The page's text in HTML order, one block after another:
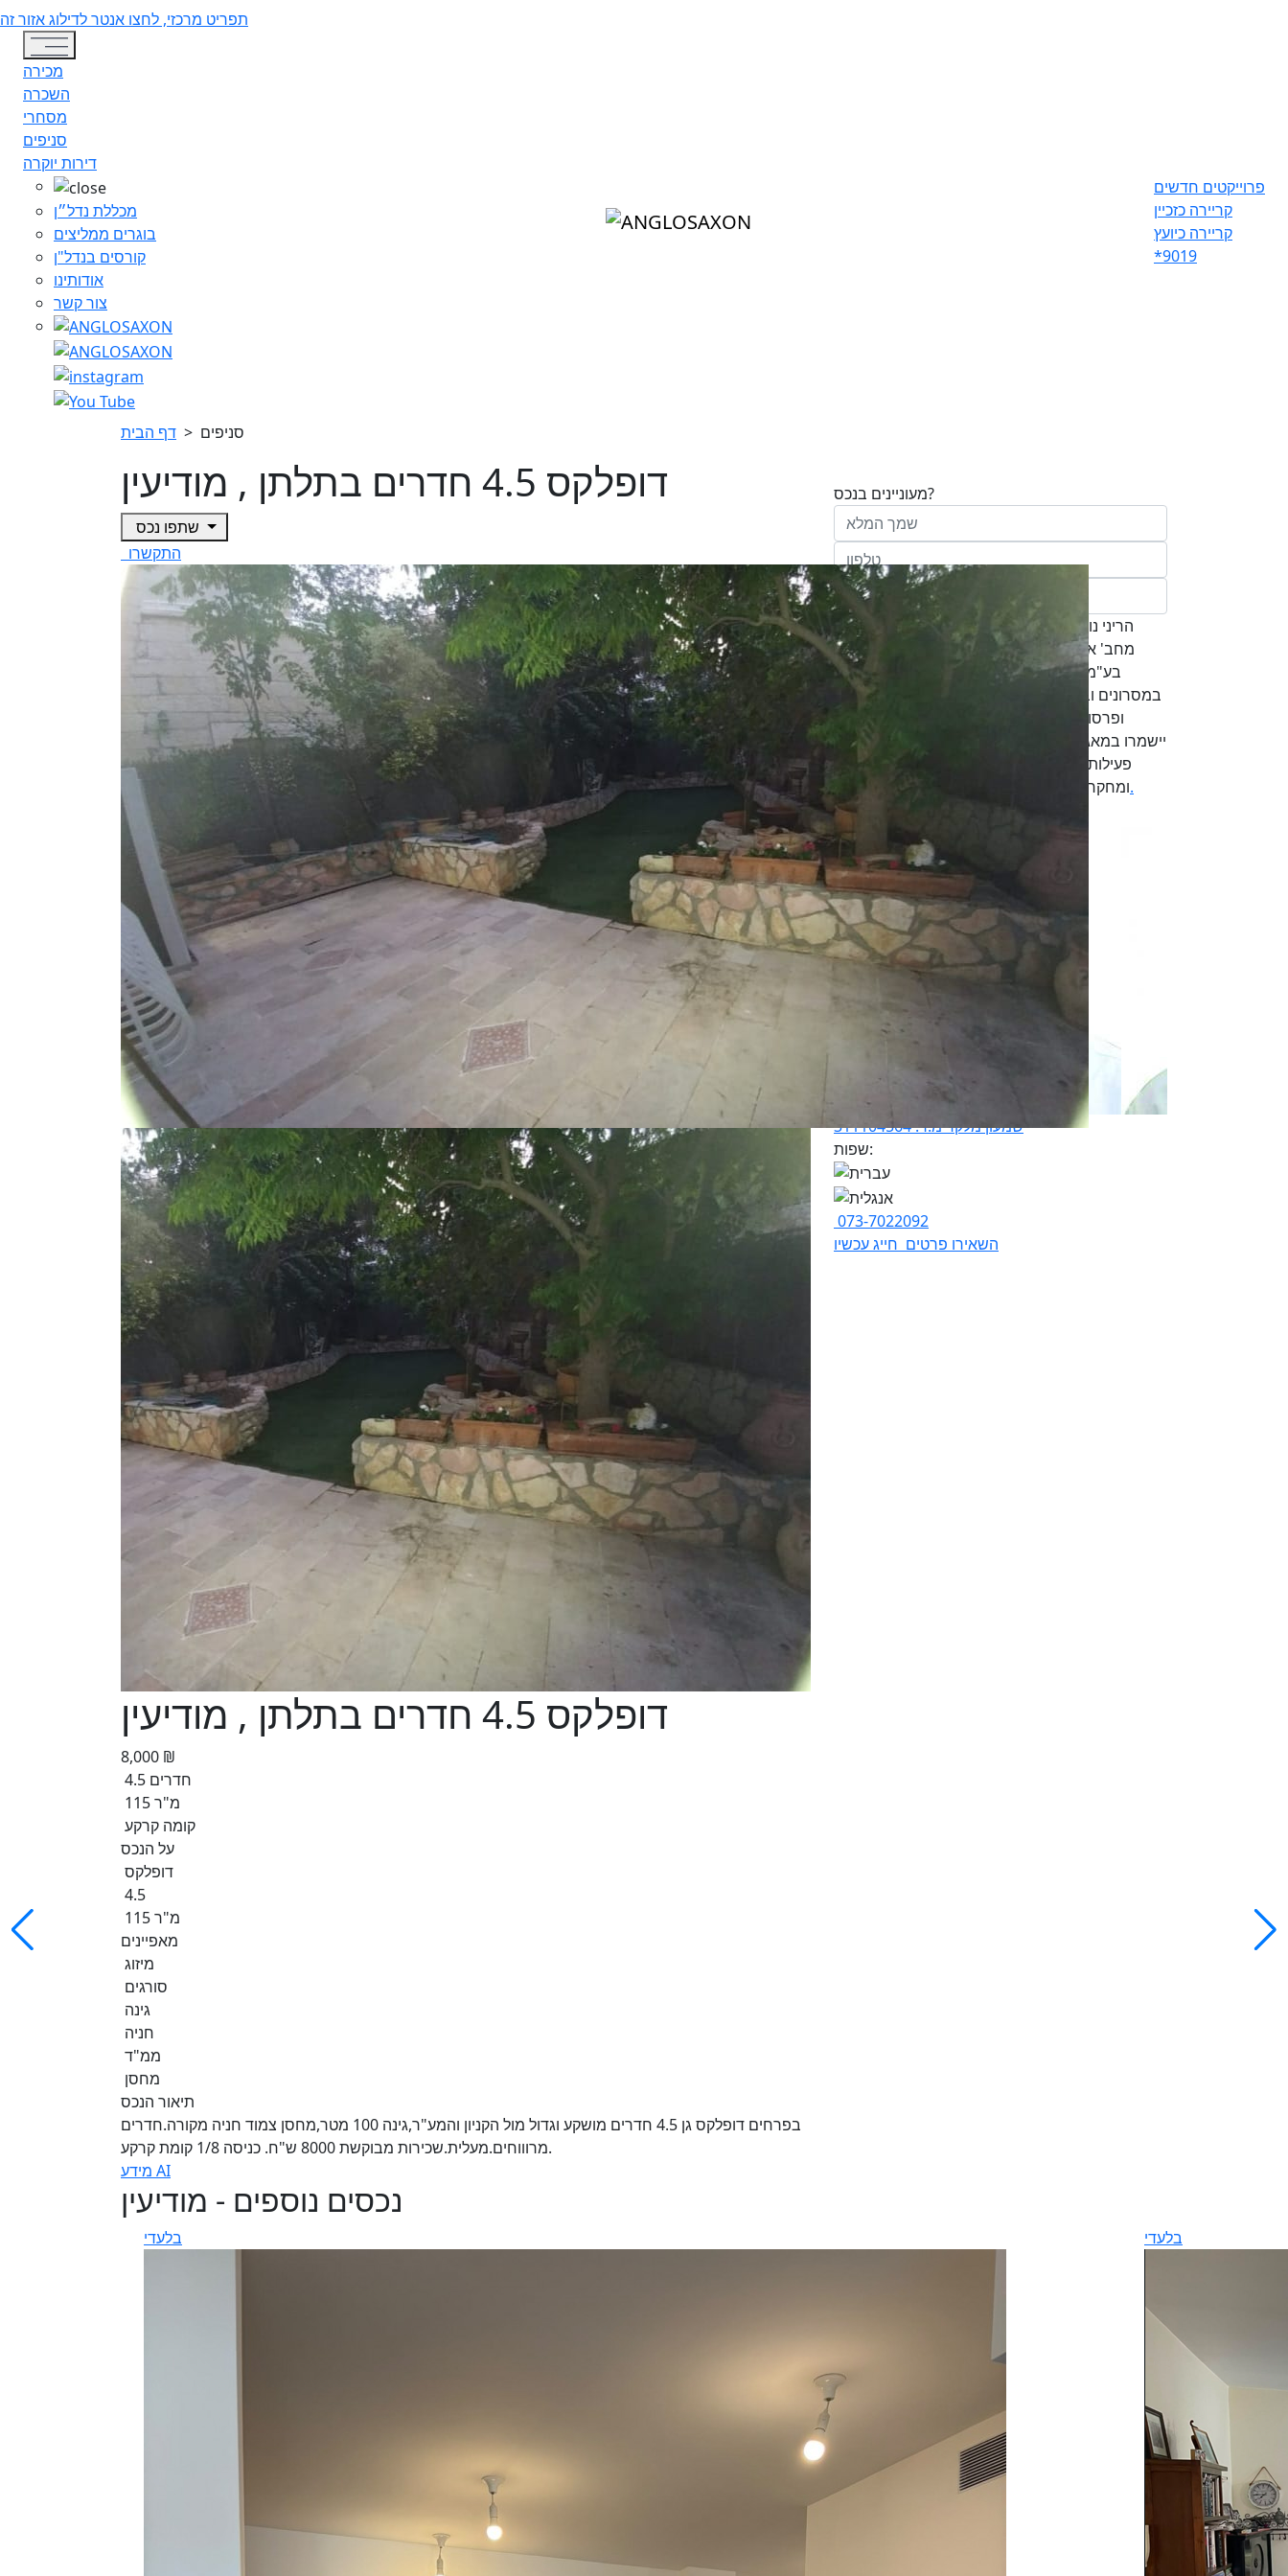
תפריט מרכזי, לחצו אנטר לדילוג אזור זה
Toggle navigation
מכירה
השכרה
מסחרי
סניפים
דירות יוקרה
מכללת נדל״ן
בוגרים ממליצים
קורסים בנדל"ן
אודותינו
צור קשר
פרוייקטים חדשים
קריירה כזכיין
קריירה כיועץ
*9019
דף הבית > סניפים
דופלקס 4.5 חדרים בתלתן , מודיעין
התקשרו
דופלקס 4.5 חדרים בתלתן , מודיעין
8,000 ₪
4.5 חדרים
115 מ"ר
קומה קרקע
על הנכס
דופלקס
4.5
115 מ"ר
מאפיינים
מיזוג
סורגים
גינה
חניה
ממ"ד
מחסן
תיאור הנכס
בפרחים דופלקס גן 4.5 חדרים מושקע וגדול מול הקניון והמע"ר,גינה 100 מטר,מחסן צמוד חניה מקורה.חדרים
מרוווחים.מעלית.שכירות מבוקשת 8000 ש"ח. כניסה 1/8 קומת קרקע.
מידע AI
מעוניינים בנכס?
הריני נותן בזאת את הסכמתי המפורשת לקבל
מחב' אנגלו סכסון סוכנות לנכסים (ישראל 1992)
בע"מ ו/או מי מטעמה ("אנגלו סכסון") בדוא"ל,
במסרונים ובשיחת טלפון שיווקית, הצעות ודברי שיווק
ופרסומת כהגדרתם בחוק וכן, שפרטיי האישיים
יישמרו במאגריה וישמשו אותה לשליחת מידע ולקידום
פעילותיה, לרבות אך לא רק, לעריכת ניתוח מידע
ומחקר סטטיסטי.למדיניות הפרטיות של החברה.
שלח
שמעון מלקר מ.ר. 311104564
שפות:
073-7022092
השאירו פרטים חייג עכשיו
נכסים נוספים - מודיעין
בלעדי בלעדי